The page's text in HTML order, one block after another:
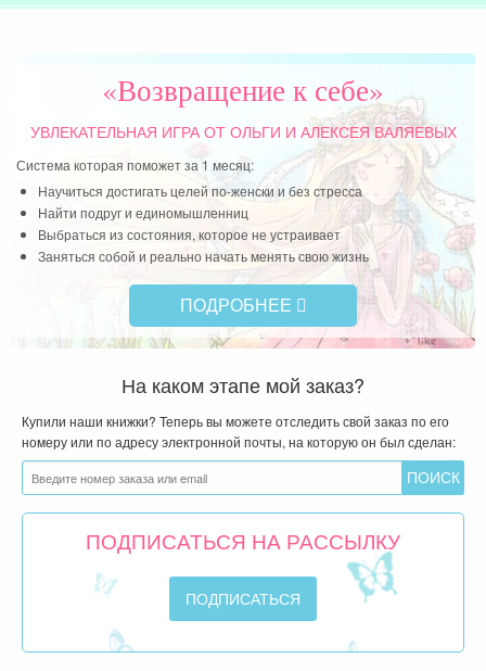
«Возвращение к себе»
УВЛЕКАТЕЛЬНАЯ ИГРАОТ ОЛЬГИ И АЛЕКСЕЯ ВАЛЯЕВЫХ
Система которая поможет за 1 месяц:
Научиться достигать целей по-женски и без стресса
Найти подруг и единомышленниц
Выбраться из состояния, которое не устраивает
Заняться собой и реально начать менять свою жизнь
ПОДРОБНЕЕ
На каком этапе мой заказ?
Купили наши книжки? Теперь вы можете отследить свой заказ по его
номеру или по адресу электронной почты, на которую он был сделан:
ПОДПИСАТЬСЯ НА РАССЫЛКУ